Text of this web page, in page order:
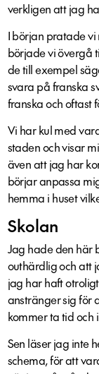
verkligen att jag
I början pratade vi
började vi övergå
de till exempel
svara på franska
franska och oftast
Vi har kul med
staden och visar
även att jag har
börjar anpassa
hemma i huset
Skolan
Jag hade den här
outhärdlig och att
jag har haft
anstränger sig för
kommer ta tid och
Sen läser jag inte
schema, för att